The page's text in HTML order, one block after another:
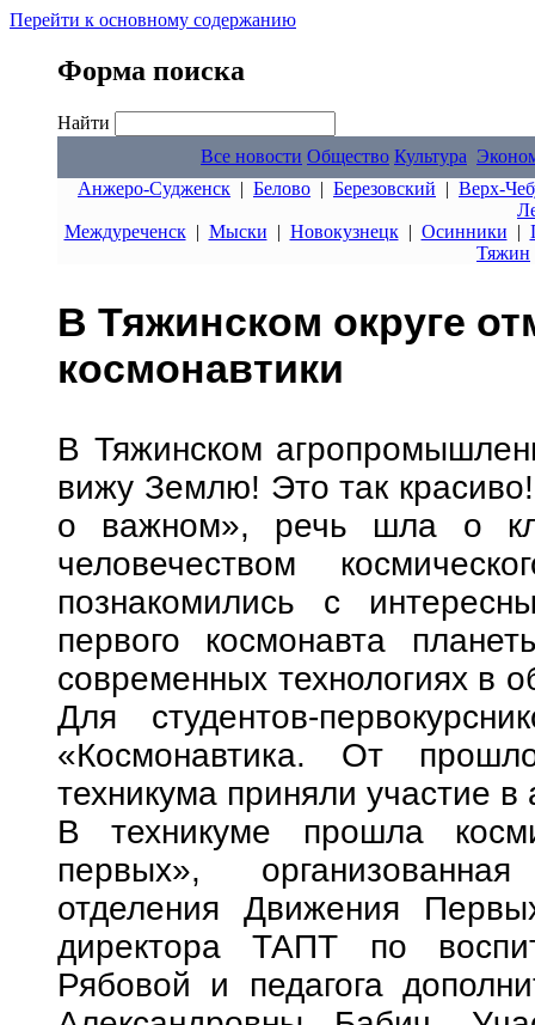
Перейти к основному содержанию
Форма поиска
Найти
Все новости Общество Культура
Анжеро-Судженск | Белово | Березовский | Верх-
Междуреченск| Мыски | Новокузнецк| Осинники |
Тяжин
В Тяжинском округе
космонавтики
В Тяжинском
вижу Землю! Это так
о важном», речь шла о
человечеством
познакомились с
первого космонавта
современных технологиях в
Для студентов-
«Космонавтика. От
техникума приняли участие
В техникуме прошла
первых»,
отделения Движения
директора ТАПТ по
Рябовой и педагога